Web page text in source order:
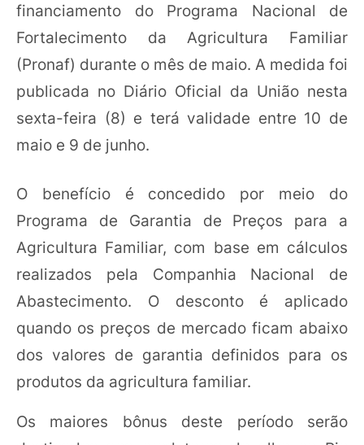
financiamento do Programa Nacional de
Fortalecimento da Agricultura Familiar
(Pronaf) durante o mês de maio. A medida foi
publicada no Diário Oficial da União nesta
sexta-feira (8) e terá validade entre 10 de
maio e 9 de junho.
O benefício é concedido por meio do
Programa de Garantia de Preços para a
Agricultura Familiar, com base em cálculos
realizados pela Companhia Nacional de
Abastecimento. O desconto é aplicado
quando os preços de mercado ficam abaixo
dos valores de garantia definidos para os
produtos da agricultura familiar.
Os maiores bônus deste período serão